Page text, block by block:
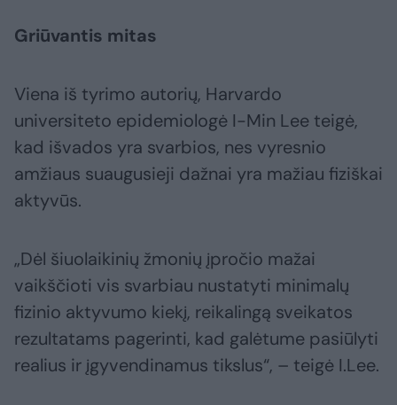
Griūvantis mitas
Viena iš tyrimo autorių, Harvardo
universiteto epidemiologė I-Min Lee teigė,
kad išvados yra svarbios, nes vyresnio
amžiaus suaugusieji dažnai yra mažiau fiziškai
aktyvūs.
„Dėl šiuolaikinių žmonių įpročio mažai
vaikščioti vis svarbiau nustatyti minimalų
fizinio aktyvumo kiekį, reikalingą sveikatos
rezultatams pagerinti, kad galėtume pasiūlyti
realius ir įgyvendinamus tikslus“, – teigė I.Lee.